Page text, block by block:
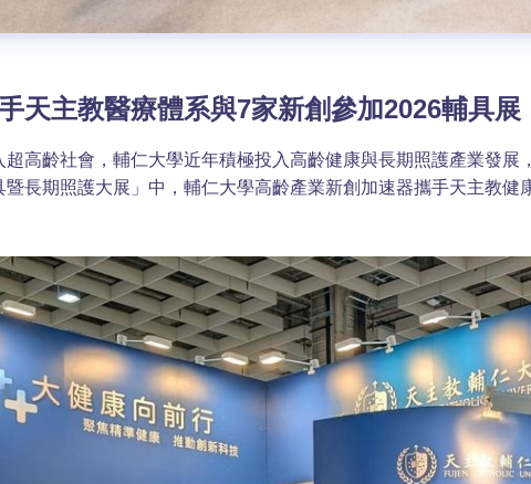
天主教醫療體系與7家新創參加2026輔具
高齡社會，輔仁大學近年積極投入高齡健康與長期照護產業發
暨長期照護大展」中，輔仁大學高齡產業新創加速器攜手天主教